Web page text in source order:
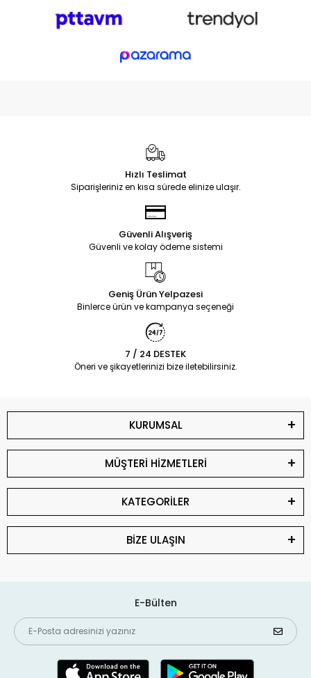
Hızlı Teslimat
Siparişleriniz en kısa sürede elinize ulaşır.
Güvenli Alışveriş
Güvenli ve kolay ödeme sistemi
Geniş Ürün Yelpazesi
Binlerce ürün ve kampanya seçeneği
7 / 24 DESTEK
Öneri ve şikayetlerinizi bize iletebilirsiniz.
KURUMSAL
MÜŞTERİ HİZMETLERİ
KATEGORİLER
BİZE ULAŞIN
E-Bülten